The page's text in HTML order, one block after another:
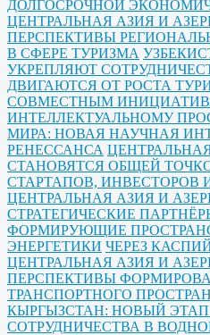
ДОЛГОСРОЧНОЙ
ЦЕНТРАЛЬНАЯ АЗИЯ И
ПЕРСПЕКТИВЫ
В СФЕРЕ ТУРИЗМА
УКРЕПЛЯЮТ
ДВИГАЮТСЯ ОТ РОСТА
СОВМЕСТНЫМ
ИНТЕЛЛЕКТУАЛЬНОМУ
МИРА: НОВАЯ НАУЧНАЯ
РЕНЕССАНСА
СТАНОВЯТСЯ ОБЩЕЙ
СТАРТАПОВ, ИНВЕСТОРОВ
ЦЕНТРАЛЬНАЯ АЗИЯ И
СТРАТЕГИЧЕСКИЕ
ФОРМИРУЮЩИЕ
ЭНЕРГЕТИКИ ЧЕРЕЗ
ЦЕНТРАЛЬНАЯ АЗИЯ И
ПЕРСПЕКТИВЫ
ТРАНСПОРТНОГО
КЫРГЫЗСТАН: НОВЫЙ
СОТРУДНИЧЕСТВА В